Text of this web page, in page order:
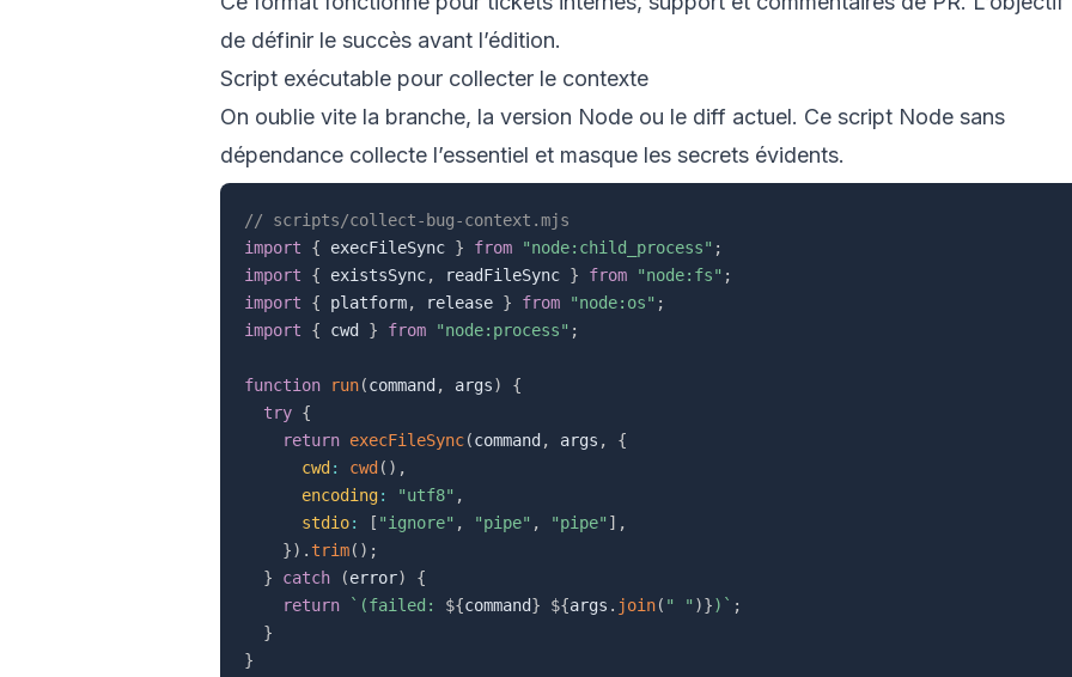
de définir le succès avant l’édition.
Script exécutable pour collecter le contexte
On oublie vite la branche, la version Node ou le diff actuel. Ce script Node sans
dépendance collecte l’essentiel et masque les secrets évidents.
// scripts/collect-bug-context.mjs
import
{ execFileSync } from "node:child_process" ;
import
{ existsSync, readFileSync } from "node:fs" ;
import
{ platform, release } from "node:os" ;
import
{ cwd } from "node:process" ;
function run(command, args)
{
try {
return execFileSync(command, args ,
{
cwd: cwd( ) ,
encoding: "utf8" ,
stdio: [ "ignore" , "pipe" , "pipe" ] ,
}) . trim( ) ;
}
catch (error)
{
return
` (failed: ${command} ${args . join( " " )}) ` ;
}
}